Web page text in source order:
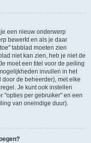
een nieuw onderwerp
bewerkt en als je daar
tabblad moeten zien
niet kan zien, heb je niet de
moet een titel voor de peiling
invullen in het
de beheerder), met elke
Je kunt ook instellen
"opties per gebruiker" en een
van oneindige duur).